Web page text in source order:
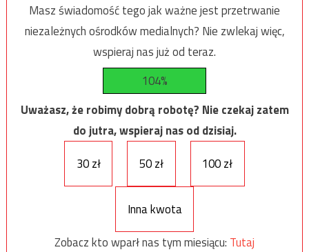
Masz świadomość tego jak ważne jest przetrwanie
niezależnych ośrodków medialnych? Nie zwlekaj więc,
wspieraj nas już od teraz.
104%
Uważasz, że robimy dobrą robotę? Nie czekaj zatem
do jutra, wspieraj nas od dzisiaj.
30 zł
50 zł 100 zł
Inna kwota
Zobacz kto wparł nas tym miesiącu: Tutaj